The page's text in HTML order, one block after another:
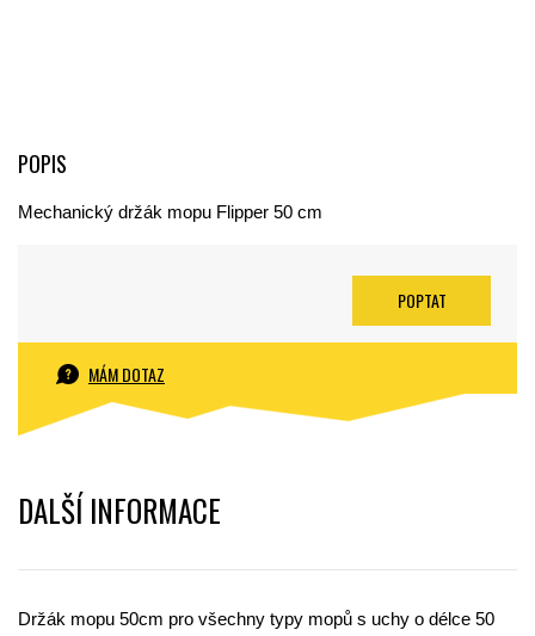
POPIS
Mechanický držák mopu Flipper 50 cm
POPTAT
MÁM DOTAZ
DALŠÍ INFORMACE
Držák mopu 50cm pro všechny typy mopů s uchy o délce 50